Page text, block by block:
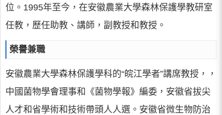
位。1995年至今，在安徽農業大學森林保護學教研室
任教，歷任助教、講師，副教授和教授。
榮譽兼職
安徽農業大學森林保護學科的“皖江學者”講席教授，，
中國菌物學會理事和《菌物學報》編委，安徽省拔尖
人才和省學術和技術帶頭人人選。安徽省微生物防治